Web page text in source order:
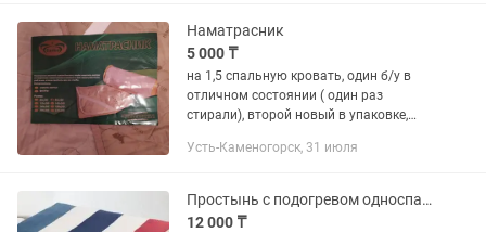
изнашивается,с гладкой...
Наматрасник
5 000 ₸
на 1,5 спальную кровать, один б/у в
отличном состоянии ( один раз
стирали), второй новый в упаковке,
шерсть, покрытие хлопок, по углам на
Усть-Каменогорск, 31 июля
Простынь с подогревом односпальное.
12 000 ₸